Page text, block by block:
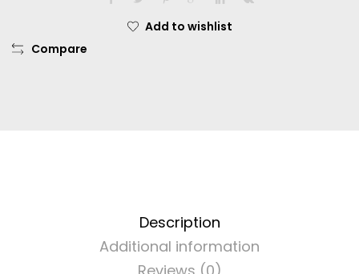
-0.50
Add to wishlist
Compare
Description
Additional information